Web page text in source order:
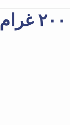
كيراتين بلس برازيليان تريتمنت ٢٠٠ غرام